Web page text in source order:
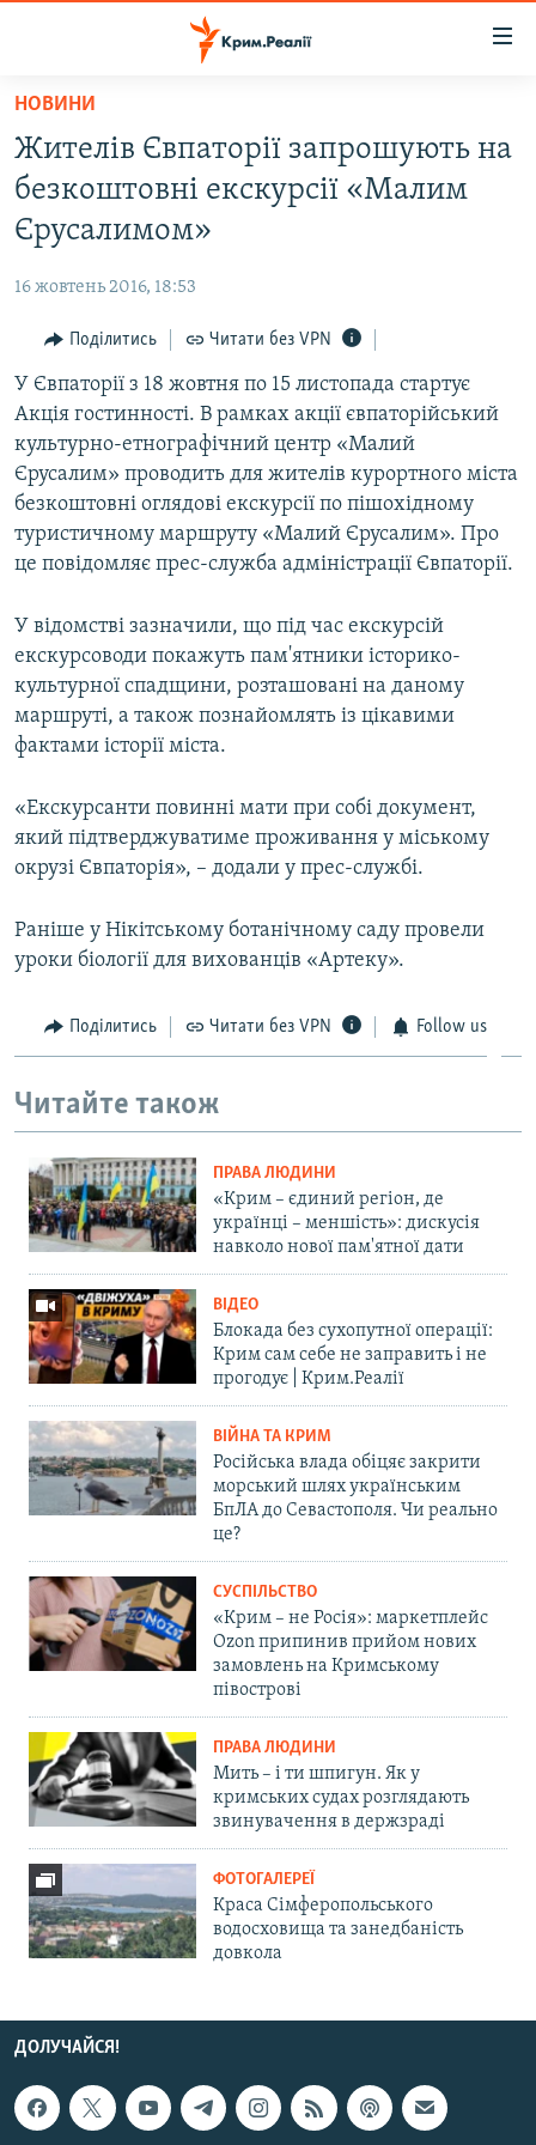
Перейти
основного
матеріалу
Перейти
до
основної
Перейти
пошуку
ВОДА.КРИМ
ВІДЕО ТА ФОТО
БЛОГИ
ПОГЛЯД
ІНТЕРВ'Ю
ВСЕ ЗА ДЕНЬ
СПЕЦПРОЕКТИ
ДЕПОРТАЦІЯ
ВІДЕОУРОКИ «ELIFBE»
ІНФОГРАФІКА
ЯК ОБІЙТИ БЛОКУВАННЯ
Русский
Qırımtatar
ДОЛУЧАЙСЯ!
Усі сайти RFE/RL
НОВИНИ
Жителів Євпаторії запрошують на
безкоштовні екскурсії «Малим
Єрусалимом»
16 жовтень 2016, 18:53
Поділитись Читати без VPN
У Євпаторії з 18 жовтня по 15 листопада стартує
Акція гостинності. В рамках акції євпаторійський
культурно-етнографічний центр «Малий
Єрусалим» проводить для жителів курортного міста
безкоштовні оглядові екскурсії по пішохідному
туристичному маршруту «Малий Єрусалим». Про
це повідомляє прес-служба адміністрації Євпаторії.
У відомстві зазначили, що під час екскурсій
екскурсоводи покажуть пам'ятники історико-
культурної спадщини, розташовані на даному
маршруті, а також познайомлять із цікавими
фактами історії міста.
«Екскурсанти повинні мати при собі документ,
який підтверджуватиме проживання у міському
окрузі Євпаторія», – додали у прес-службі.
Раніше у Нікітському ботанічному саду провели
уроки біології для вихованців «Артеку».
Поділитись Читати без VPN Follow us
Читайте також
ПРАВА ЛЮДИНИ
«Крим – єдиний регіон, де
українці – меншість»: дискусія
навколо нової пам'ятної дати
ВІДЕО
Блокада без сухопутної операції:
Крим сам себе не заправить і не
прогодує | Крим.Реалії
ВІЙНА ТА КРИМ
Російська влада обіцяє закрити
морський шлях українським
БпЛА до Севастополя. Чи реально
це?
СУСПІЛЬСТВО
«Крим – не Росія»: маркетплейс
Ozon припинив прийом нових
замовлень на Кримському
півострові
ПРАВА ЛЮДИНИ
Мить – і ти шпигун. Як у
кримських судах розглядають
звинувачення в держзраді
ФОТОГАЛЕРЕЇ
Краса Сімферопольського
водосховища та занедбаність
довкола
ДОЛУЧАЙСЯ!